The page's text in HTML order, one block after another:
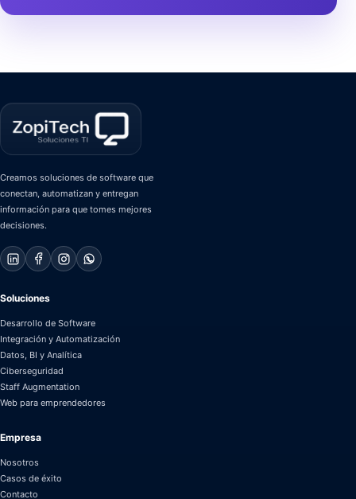
Creamos soluciones de software que
conectan, automatizan y entregan
información para que tomes mejores
decisiones.
Soluciones
Desarrollo de Software
Integración y Automatización
Datos, BI y Analítica
Ciberseguridad
Staff Augmentation
Web para emprendedores
Empresa
Nosotros
Casos de éxito
Contacto